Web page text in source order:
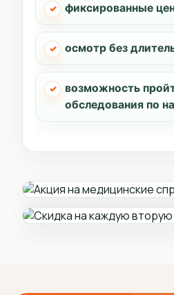
фиксированные
осмотр без
возможность
обследования по